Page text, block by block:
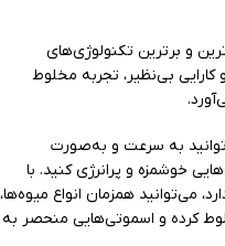
و برترین تکنولوژی‌های
کارایی بی‌نظیر، تجربه مخلوط
به سرعت و به‌صورت
خوشمزه و پرانرژی کنید. با
می‌توانید همزمان انواع میوه‌ها،
کرده و اسموتی‌هایی منحصر به